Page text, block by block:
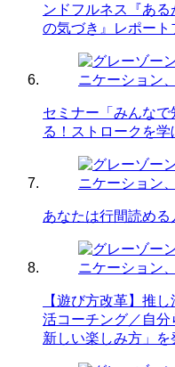
ンドフルネス『ある
の気づき』レポート
セミナー「みんな
る！ストロークを学
あなたは行間読める
【遊び方改革】推
活コーチング／自
新しい楽しみ方」を